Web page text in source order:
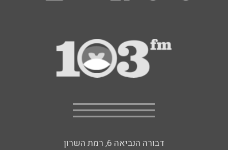
דבורה הנביאה 6, רמת השרון